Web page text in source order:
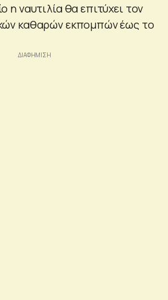
η ναυτιλία θα επιτύχει τον
καθαρών εκπομπών έως το